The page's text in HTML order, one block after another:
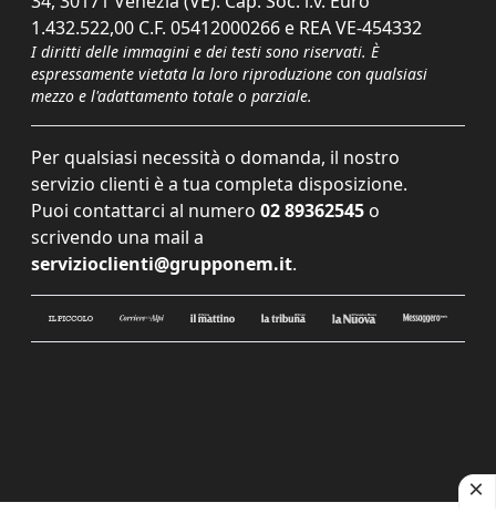
1.432.522,00 C.F. 05412000266 e REA VE-454332
I diritti delle immagini e dei testi sono riservati. È
espressamente vietata la loro riproduzione con qualsiasi
mezzo e l'adattamento totale o parziale.
Per qualsiasi necessità o domanda, il nostro
servizio clienti è a tua completa disposizione.
Puoi contattarci al numero 02 89362545 o
scrivendo una mail a
servizioclienti@grupponem.it.